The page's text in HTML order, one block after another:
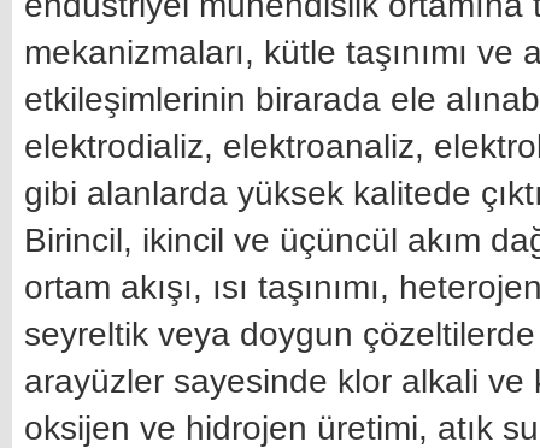
mekanizmaları, kütle taşınımı ve
etkileşimlerinin birarada ele
elektrodializ, elektroanaliz,
gibi alanlarda yüksek kalitede
Birincil, ikincil ve üçüncül akım
ortam akışı, ısı taşınımı,
seyreltik veya doygun çözeltilerde
arayüzler sayesinde klor alkali
oksijen ve hidrojen üretimi, atık